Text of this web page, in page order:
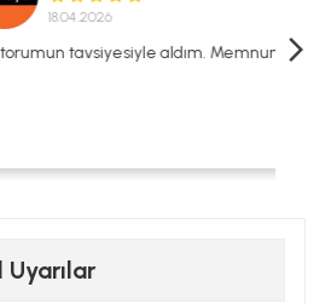
Memnunum.
Uyarılar